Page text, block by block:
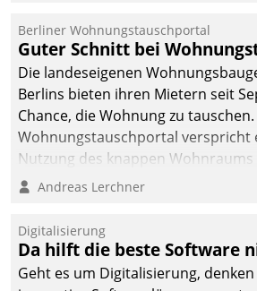
Berliner Wohnungstauschportal
Guter Schnitt bei
Die landeseigenen
Berlins bieten ihren Mietern seit
Chance, die Wohnung zu
Wohnungstauschportal verspricht
Nutzung des knappen
Anwendungsfall für Datatrains
Unternehmen.
Andreas Lerchner
Digitalisierung
Da hilft die beste Software
Geht es um Digitalisierung,